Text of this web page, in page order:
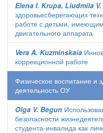
Elena I. Krupa, Liudmila
здоровьесберегающих
работе с детьми,
двигательного аппарата
Vera A. Kuzminskaia
коррекционной работе
Физическое воспитание и
деятельность ОУ
Olga V. Begun
безопасности
студента-инвалида как